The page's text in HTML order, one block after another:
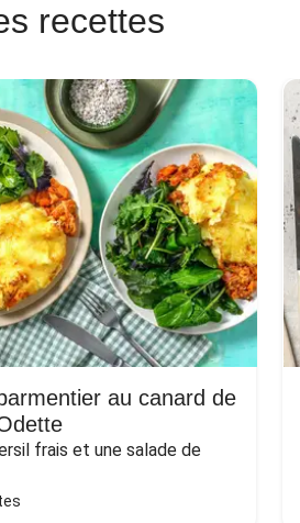
recettes
au canard de
frais et une salade de